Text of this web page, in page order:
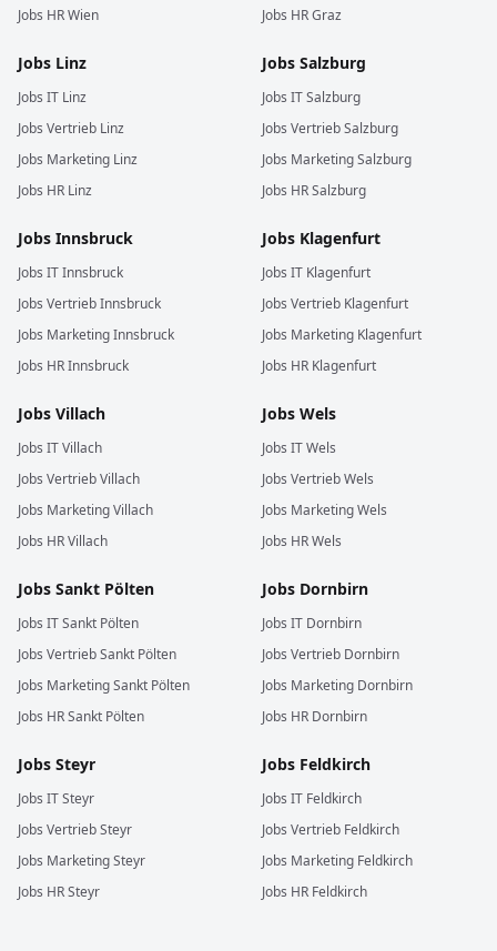
Jobs HRWien
Jobs HRGraz
Jobs Linz
Jobs IT Linz
Jobs Vertrieb Linz
Jobs Marketing Linz
Jobs HR Linz
Jobs Salzburg
Jobs ITSalzburg
Jobs VertriebSalzburg
Jobs MarketingSalzburg
Jobs HRSalzburg
Jobs Innsbruck
Jobs ITInnsbruck
Jobs VertriebInnsbruck
Jobs MarketingInnsbruck
Jobs HRInnsbruck
Jobs Klagenfurt
Jobs IT Klagenfurt
Jobs Vertrieb Klagenfurt
Jobs Marketing Klagenfurt
Jobs HR Klagenfurt
Jobs Villach
Jobs ITVillach
Jobs VertriebVillach
Jobs MarketingVillach
Jobs HRVillach
Jobs Wels
Jobs ITWels
Jobs VertriebWels
Jobs MarketingWels
Jobs HRWels
Jobs Sankt Pölten
Jobs ITSankt Pölten
Jobs VertriebSankt Pölten
Jobs MarketingSankt Pölten
Jobs HRSankt Pölten
Jobs Dornbirn
Jobs IT Dornbirn
Jobs Vertrieb Dornbirn
Jobs Marketing Dornbirn
Jobs HR Dornbirn
Jobs Steyr
Jobs ITSteyr
Jobs VertriebSteyr
Jobs MarketingSteyr
Jobs HRSteyr
Jobs Feldkirch
Jobs IT Feldkirch
Jobs Vertrieb Feldkirch
Jobs Marketing Feldkirch
Jobs HR Feldkirch